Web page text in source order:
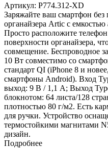
Артикул: P774.312-XD
Заряжайте ваш смартфон
органайзера Artic с
Просто расположите
поверхности органайзера,
совмещение. Беспроводное
10 Вт совместимо со
стандарт QI (iPhone 8 и
смартфоны Android). Вход
выход: 9 В / 1,1 А; Выход
блокнотом: 64 листа/128
плотностью 80 г/м2. Есть
для ручки. Устройство
термостойкими магнитами
дизайн.
Подробнее